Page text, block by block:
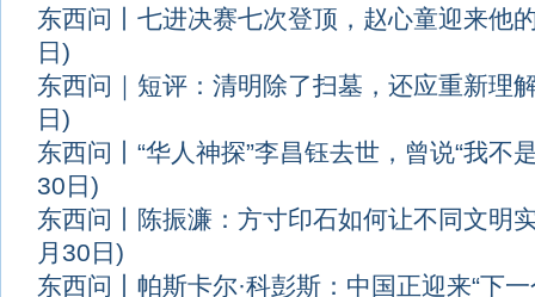
东西问丨七进决赛七次登顶，赵心童迎来他
日)
东西问｜短评：清明除了扫墓，还应重新理
日)
东西问丨“华人神探”李昌钰去世，曾说“我不
30日)
东西问丨陈振濂：方寸印石如何让不同文明
月30日)
东西问丨帕斯卡尔·科彭斯：中国正迎来“下一